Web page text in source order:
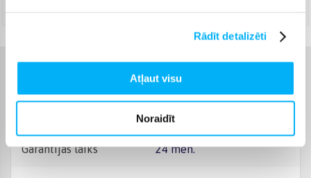
Rādīt detalizēti
Atļaut visu
NoraidītMakita
Garantijas laiks 24 mēn.